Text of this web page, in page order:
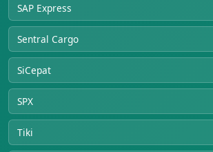
SAP Express
Sentral Cargo
SiCepat
SPX
Tiki